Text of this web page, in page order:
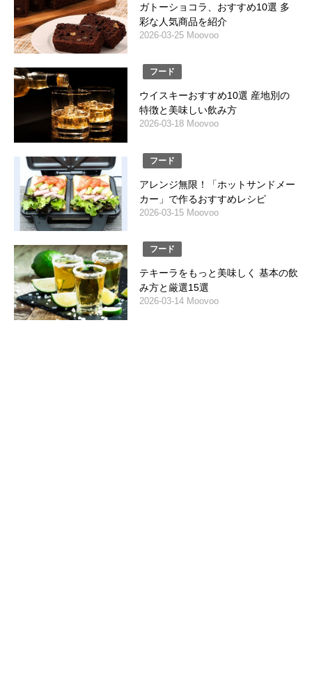
ガトーショコラ、おすすめ10選 多
彩な人気商品を紹介
2026-03-25 Moovoo
フード
ウイスキーおすすめ10選 産地別の
特徴と美味しい飲み方
2026-03-18 Moovoo
フード
アレンジ無限！「ホットサンドメー
カー」で作るおすすめレシピ
2026-03-15 Moovoo
フード
テキーラをもっと美味しく 基本の飲
み方と厳選15選
2026-03-14 Moovoo